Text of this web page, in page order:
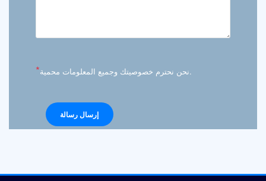
* نحن نحترم خصوصيتك وجميع المعلومات محمية.